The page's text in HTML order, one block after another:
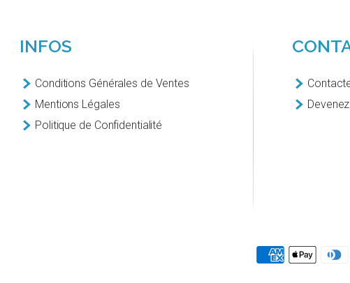
INFOS
Conditions Générales de Ventes
Mentions Légales
Politique de Confidentialité